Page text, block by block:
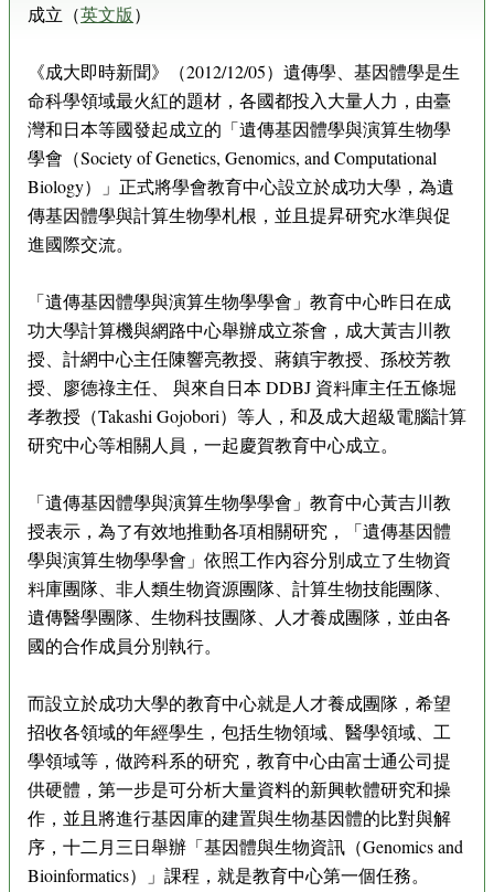
成立（英文版）
《成大即時新聞》（2012/12/05）遺傳學、基因體學是生
命科學領域最火紅的題材，各國都投入大量人力，由臺
灣和日本等國發起成立的「遺傳基因體學與演算生物學
學會（Society of Genetics, Genomics, and Computational
Biology）」正式將學會教育中心設立於成功大學，為遺
傳基因體學與計算生物學札根，並且提昇研究水準與促
進國際交流。
「遺傳基因體學與演算生物學學會」教育中心昨日在成
功大學計算機與網路中心舉辦成立茶會，成大黃吉川教
授、計網中心主任陳響亮教授、蔣鎮宇教授、孫校芳教
授、廖德祿主任、 與來自日本 DDBJ 資料庫主任五條堀
孝教授（Takashi Gojobori）等人，和及成大超級電腦計算
研究中心等相關人員，一起慶賀教育中心成立。
「遺傳基因體學與演算生物學學會」教育中心黃吉川教
授表示，為了有效地推動各項相關研究，「遺傳基因體
學與演算生物學學會」依照工作內容分別成立了生物資
料庫團隊、非人類生物資源團隊、計算生物技能團隊、
遺傳醫學團隊、生物科技團隊、人才養成團隊，並由各
國的合作成員分別執行。
而設立於成功大學的教育中心就是人才養成團隊，希望
招收各領域的年經學生，包括生物領域、醫學領域、工
學領域等，做跨科系的研究，教育中心由富士通公司提
供硬體，第一步是可分析大量資料的新興軟體研究和操
作，並且將進行基因庫的建置與生物基因體的比對與解
序，十二月三日舉辦「基因體與生物資訊（Genomics and
Bioinformatics）」課程，就是教育中心第一個任務。